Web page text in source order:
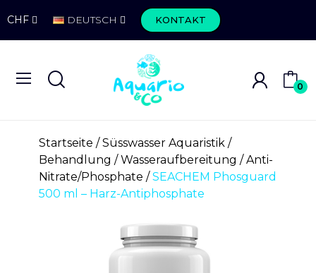
CHF DEUTSCH KONTAKT
0
Startseite
Süsswasser Aquaristik
Behandlung
Wasseraufbereitung
Anti-
Nitrate/Phosphate
SEACHEM Phosguard
500 ml – Harz-Antiphosphate